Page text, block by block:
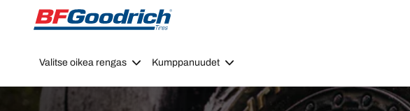
Go to page content
Go to page navigation
Valitse oikea rengas Kumppanuudet